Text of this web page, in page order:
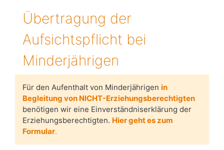
Übertragung der
Aufsichtspflicht bei
Minderjährigen
Für den Aufenthalt von Minderjährigen in
Begleitung von NICHT-Erziehungsberechtigten
benötigen wir eine Einverständniserklärung der
Erziehungsberechtigten. Hier geht es zum
Formular.